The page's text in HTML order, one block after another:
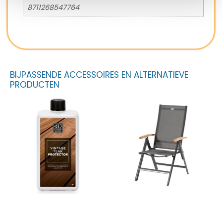
8711268547764
BIJPASSENDE ACCESSOIRES EN ALTERNATIEVE
PRODUCTEN